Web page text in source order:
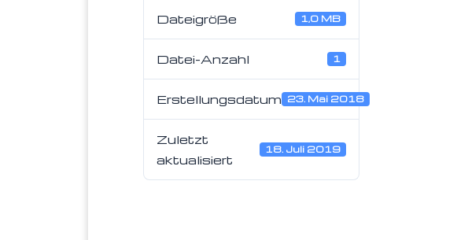
Dateigröße 1,0 MB
Datei-Anzahl 1
Erstellungsdatum 23. Mai 2018
Zuletzt
aktualisiert
18. Juli 2019